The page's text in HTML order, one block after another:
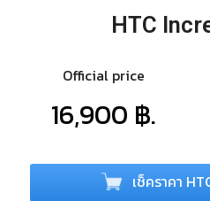
HTC
Official price
16,900 ฿.
เช็คราคา